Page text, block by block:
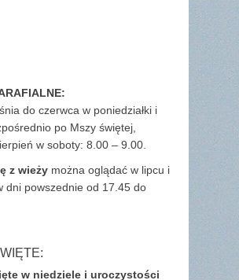
do czerwca w poniedziałki i
po Mszy świętej,
w soboty: 8.00 – 9.00.
z wieży można oglądać w lipcu i
dni powszednie od 17.45 do
w niedziele i uroczystości